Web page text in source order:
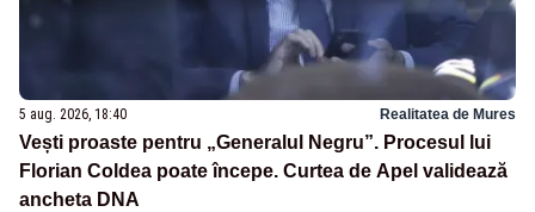
5 aug. 2026, 18:40 Realitatea de Mures
Vești proaste pentru „Generalul Negru”. Procesul lui
Florian Coldea poate începe. Curtea de Apel validează
ancheta DNA